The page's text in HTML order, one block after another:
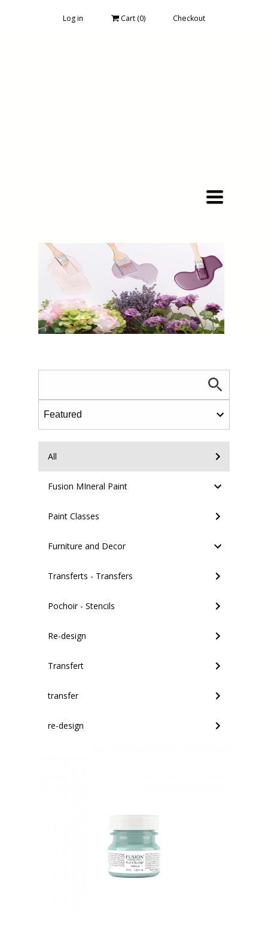
Log in Cart (0) Checkout
Toggle
navigation
All
Fusion MIneral Paint
Paint Classes
Furniture and Decor
Transferts - Transfers
Pochoir - Stencils
Re-design
Transfert
transfer
re-design